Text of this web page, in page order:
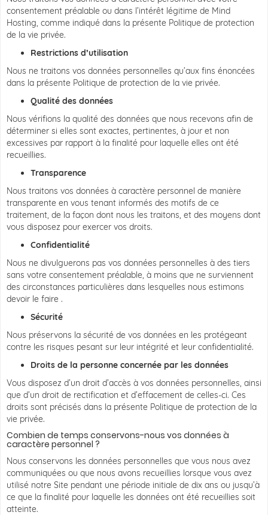
consentement préalable ou dans l’intérêt légitime de Mind
Hosting, comme indiqué dans la présente Politique de protection
de la vie privée.
Restrictions d’utilisation
Nous ne traitons vos données personnelles qu’aux fins énoncées
dans la présente Politique de protection de la vie privée.
Qualité des données
Nous vérifions la qualité des données que nous recevons afin de
déterminer si elles sont exactes, pertinentes, à jour et non
excessives par rapport à la finalité pour laquelle elles ont été
recueillies.
Transparence
Nous traitons vos données à caractère personnel de manière
transparente en vous tenant informés des motifs de ce
traitement, de la façon dont nous les traitons, et des moyens dont
vous disposez pour exercer vos droits.
Confidentialité
Nous ne divulguerons pas vos données personnelles à des tiers
sans votre consentement préalable, à moins que ne surviennent
des circonstances particulières dans lesquelles nous estimons
devoir le faire .
Sécurité
Nous préservons la sécurité de vos données en les protégeant
contre les risques pesant sur leur intégrité et leur confidentialité.
Droits de la personne concernée par les données
Vous disposez d’un droit d’accès à vos données personnelles, ainsi
que d’un droit de rectification et d’effacement de celles-ci. Ces
droits sont précisés dans la présente Politique de protection de la
vie privée.
Combien de temps conservons-nous vos données à
caractère personnel ?
Nous conservons les données personnelles que vous nous avez
communiquées ou que nous avons recueillies lorsque vous avez
utilisé notre Site pendant une période initiale de dix ans ou jusqu’à
ce que la finalité pour laquelle les données ont été recueillies soit
atteinte.